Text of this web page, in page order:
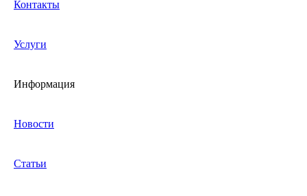
Контакты
Услуги
Информация
Новости
Статьи